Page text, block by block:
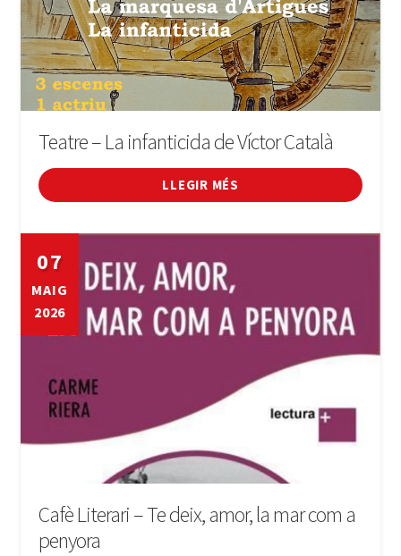
Teatre – La infanticida de Víctor Català
LLEGIR MÉS
07
MAIG
2026
Cafè Literari – Te deix, amor, la mar com a
penyora